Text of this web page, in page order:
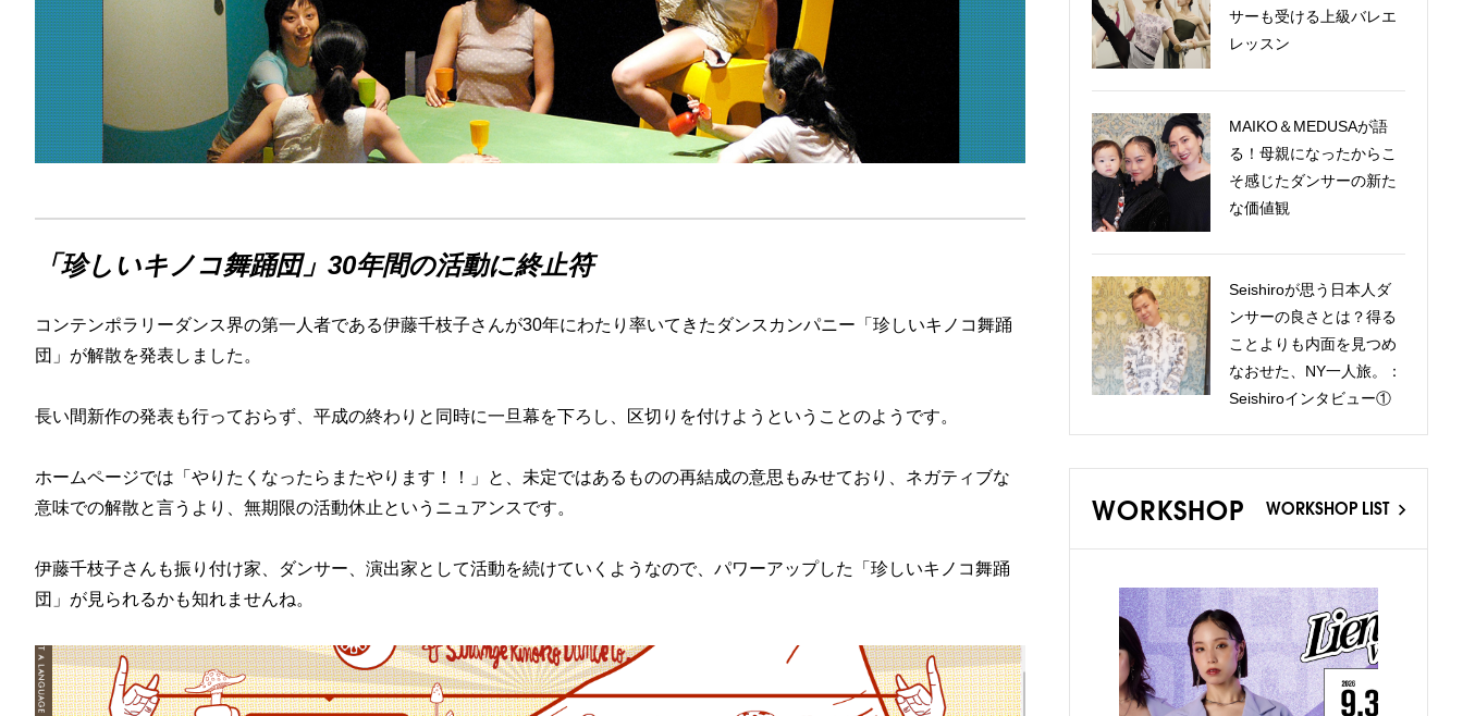
「珍しいキノコ舞踊団」30年間の活動に終止符
コンテンポラリーダンス界の第一人者である伊藤千枝子さんが30年にわたり率いてきたダンスカンパニー「珍しいキノコ舞踊
団」が解散を発表しました。
長い間新作の発表も行っておらず、平成の終わりと同時に一旦幕を下ろし、区切りを付けようということのようです。
ホームページでは「やりたくなったらまたやります！！」と、未定ではあるものの再結成の意思もみせており、ネガティブな
意味での解散と言うより、無期限の活動休止というニュアンスです。
伊藤千枝子さんも振り付け家、ダンサー、演出家として活動を続けていくようなので、パワーアップした「珍しいキノコ舞踊
団」が見られるかも知れませんね。
サーも受ける上級バレエ
レッスン
MAIKO＆MEDUSAが語
る！母親になったからこ
そ感じたダンサーの新た
な価値観
Seishiroが思う日本人ダ
ンサーの良さとは？得る
ことよりも内面を見つめ
なおせた、NY一人旅。：
Seishiroインタビュー①
WORKSHOP WORKSHOP LIST